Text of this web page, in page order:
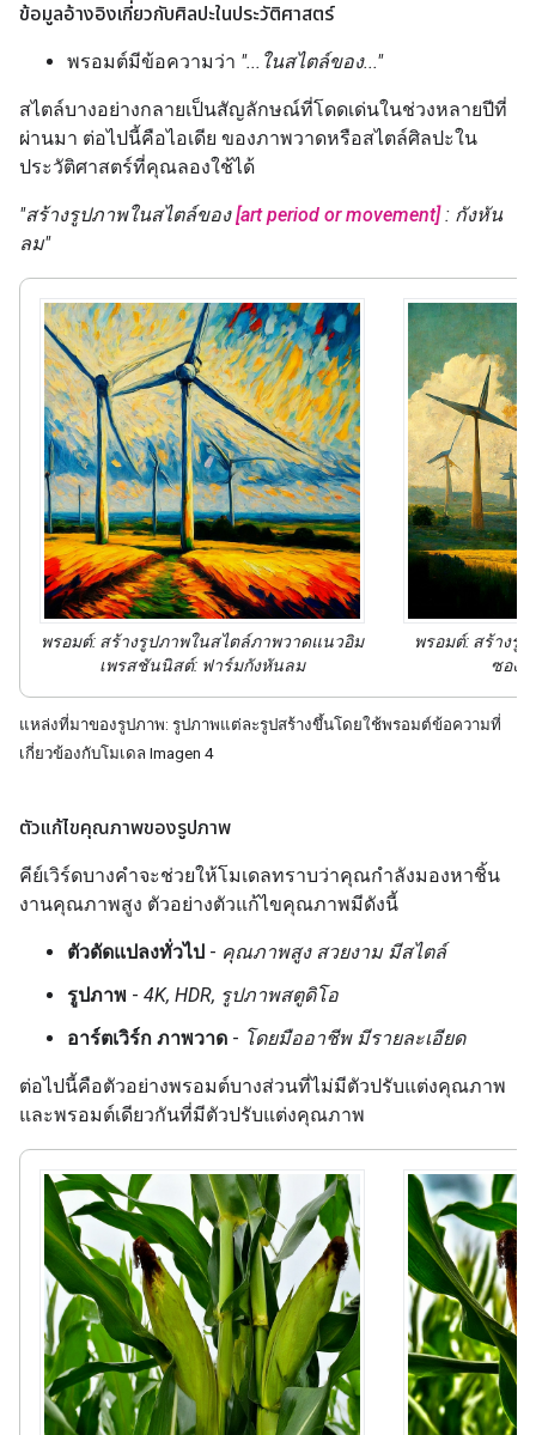
ข้อมูลอ้างอิงเกี่ยวกับศิลปะในประวัติศาสตร์
พรอมต์มีข้อความว่า "...ในสไตล์ของ..."
สไตล์บางอย่างกลายเป็นสัญลักษณ์ที่โดดเด่นในช่วงหลายปีที่
ผ่านมา ต่อไปนี้คือไอเดีย ของภาพวาดหรือสไตล์ศิลปะใน
ประวัติศาสตร์ที่คุณลองใช้ได้
"สร้างรูปภาพในสไตล์ของ[art period or movement]: กังหัน
ลม"
พรอมต์: สร้างรูปภาพในสไตล์ภาพวาดแนวอิม
เพรสชันนิสต์: ฟาร์มกังหันลม
พรอมต์: สร้างรู
ซองส์
แหล่งที่มาของรูปภาพ: รูปภาพแต่ละรูปสร้างขึ้นโดยใช้พรอมต์ข้อความที่
เกี่ยวข้องกับโมเดล Imagen 4
ตัวแก้ไขคุณภาพของรูปภาพ
คีย์เวิร์ดบางคำจะช่วยให้โมเดลทราบว่าคุณกำลังมองหาชิ้น
งานคุณภาพสูง ตัวอย่างตัวแก้ไขคุณภาพมีดังนี้
ตัวดัดแปลงทั่วไป - คุณภาพสูง สวยงาม มีสไตล์
รูปภาพ - 4K, HDR, รูปภาพสตูดิโอ
อาร์ตเวิร์ก ภาพวาด - โดยมืออาชีพ มีรายละเอียด
ต่อไปนี้คือตัวอย่างพรอมต์บางส่วนที่ไม่มีตัวปรับแต่งคุณภาพ
และพรอมต์เดียวกันที่มีตัวปรับแต่งคุณภาพ